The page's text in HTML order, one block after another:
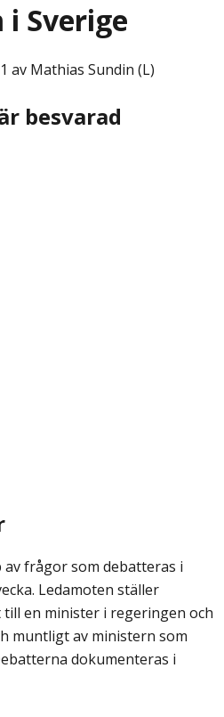
Sverige
av Mathias Sundin (L)
besvarad
frågor som debatteras i
Ledamoten ställer
en minister i regeringen och
muntligt av ministern som
dokumenteras i